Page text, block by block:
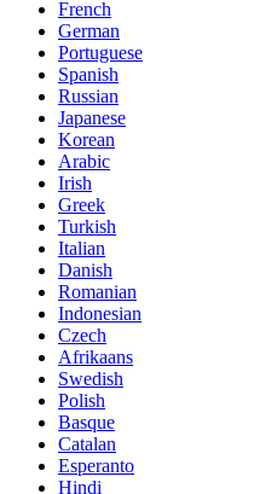
French
German
Portuguese
Spanish
Russian
Japanese
Korean
Arabic
Irish
Greek
Turkish
Italian
Danish
Romanian
Indonesian
Czech
Afrikaans
Swedish
Polish
Basque
Catalan
Esperanto
Hindi